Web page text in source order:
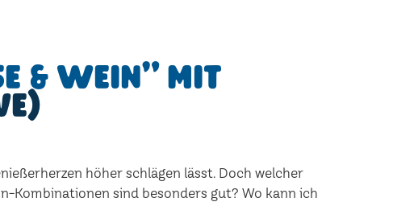
& Wein" mit
höher schlägen lässt. Doch welcher
Kombinationen sind besonders gut? Wo kann ich